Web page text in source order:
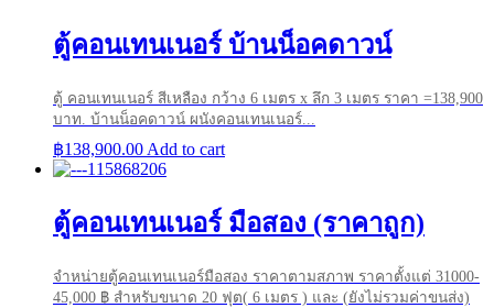
฿100,000.00.฿98,000.00.
ตู้คอนเทนเนอร์ บ้านน็อคดาวน์
ตู้ คอนเทนเนอร์ สีเหลือง กว้าง 6 เมตร x ลึก 3 เมตร ราคา =138,900
บาท. บ้านน็อคดาวน์ ผนังคอนเทนเนอร์...
฿138,900.00 Add to cart
ตู้คอนเทนเนอร์ มือสอง (ราคาถูก)
จำหน่ายตู้คอนเทนเนอร์มือสอง ราคาตามสภาพ ราคาตั้งแต่ 31000-
45,000 ฿ สำหรับขนาด 20 ฟุต( 6 เมตร ) และ (ยังไม่รวมค่าขนส่ง)